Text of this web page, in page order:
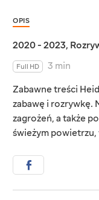
OPIS
2020 - 2023,
Full HD
3 min
Zabawne treści
zabawę i rozrywkę.
zagrożeń, a także
świeżym powietrzu,